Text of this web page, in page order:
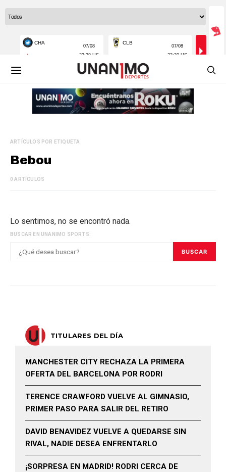
ARTÍCULOS POR ETIQUETA
Bebou
0 ARTÍCULOS
Lo sentimos, no se encontró nada.
BUSCAR EN UNANIMO SPORTS:
BUSCAR
TITULARES DEL DÍA
MANCHESTER CITY RECHAZA LA PRIMERA
OFERTA DEL BARCELONA POR RODRI
TERENCE CRAWFORD VUELVE AL GIMNASIO,
PRIMER PASO PARA SALIR DEL RETIRO
DAVID BENAVIDEZ VUELVE A QUEDARSE SIN
RIVAL, NADIE DESEA ENFRENTARLO
¡SORPRESA EN MADRID! RODRI CERCA DE